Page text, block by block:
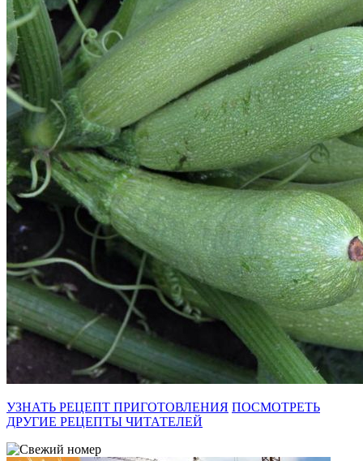
УЗНАТЬ РЕЦЕПТ ПРИГОТОВЛЕНИЯ ПОСМОТРЕТЬ
ДРУГИЕ РЕЦЕПТЫ ЧИТАТЕЛЕЙ